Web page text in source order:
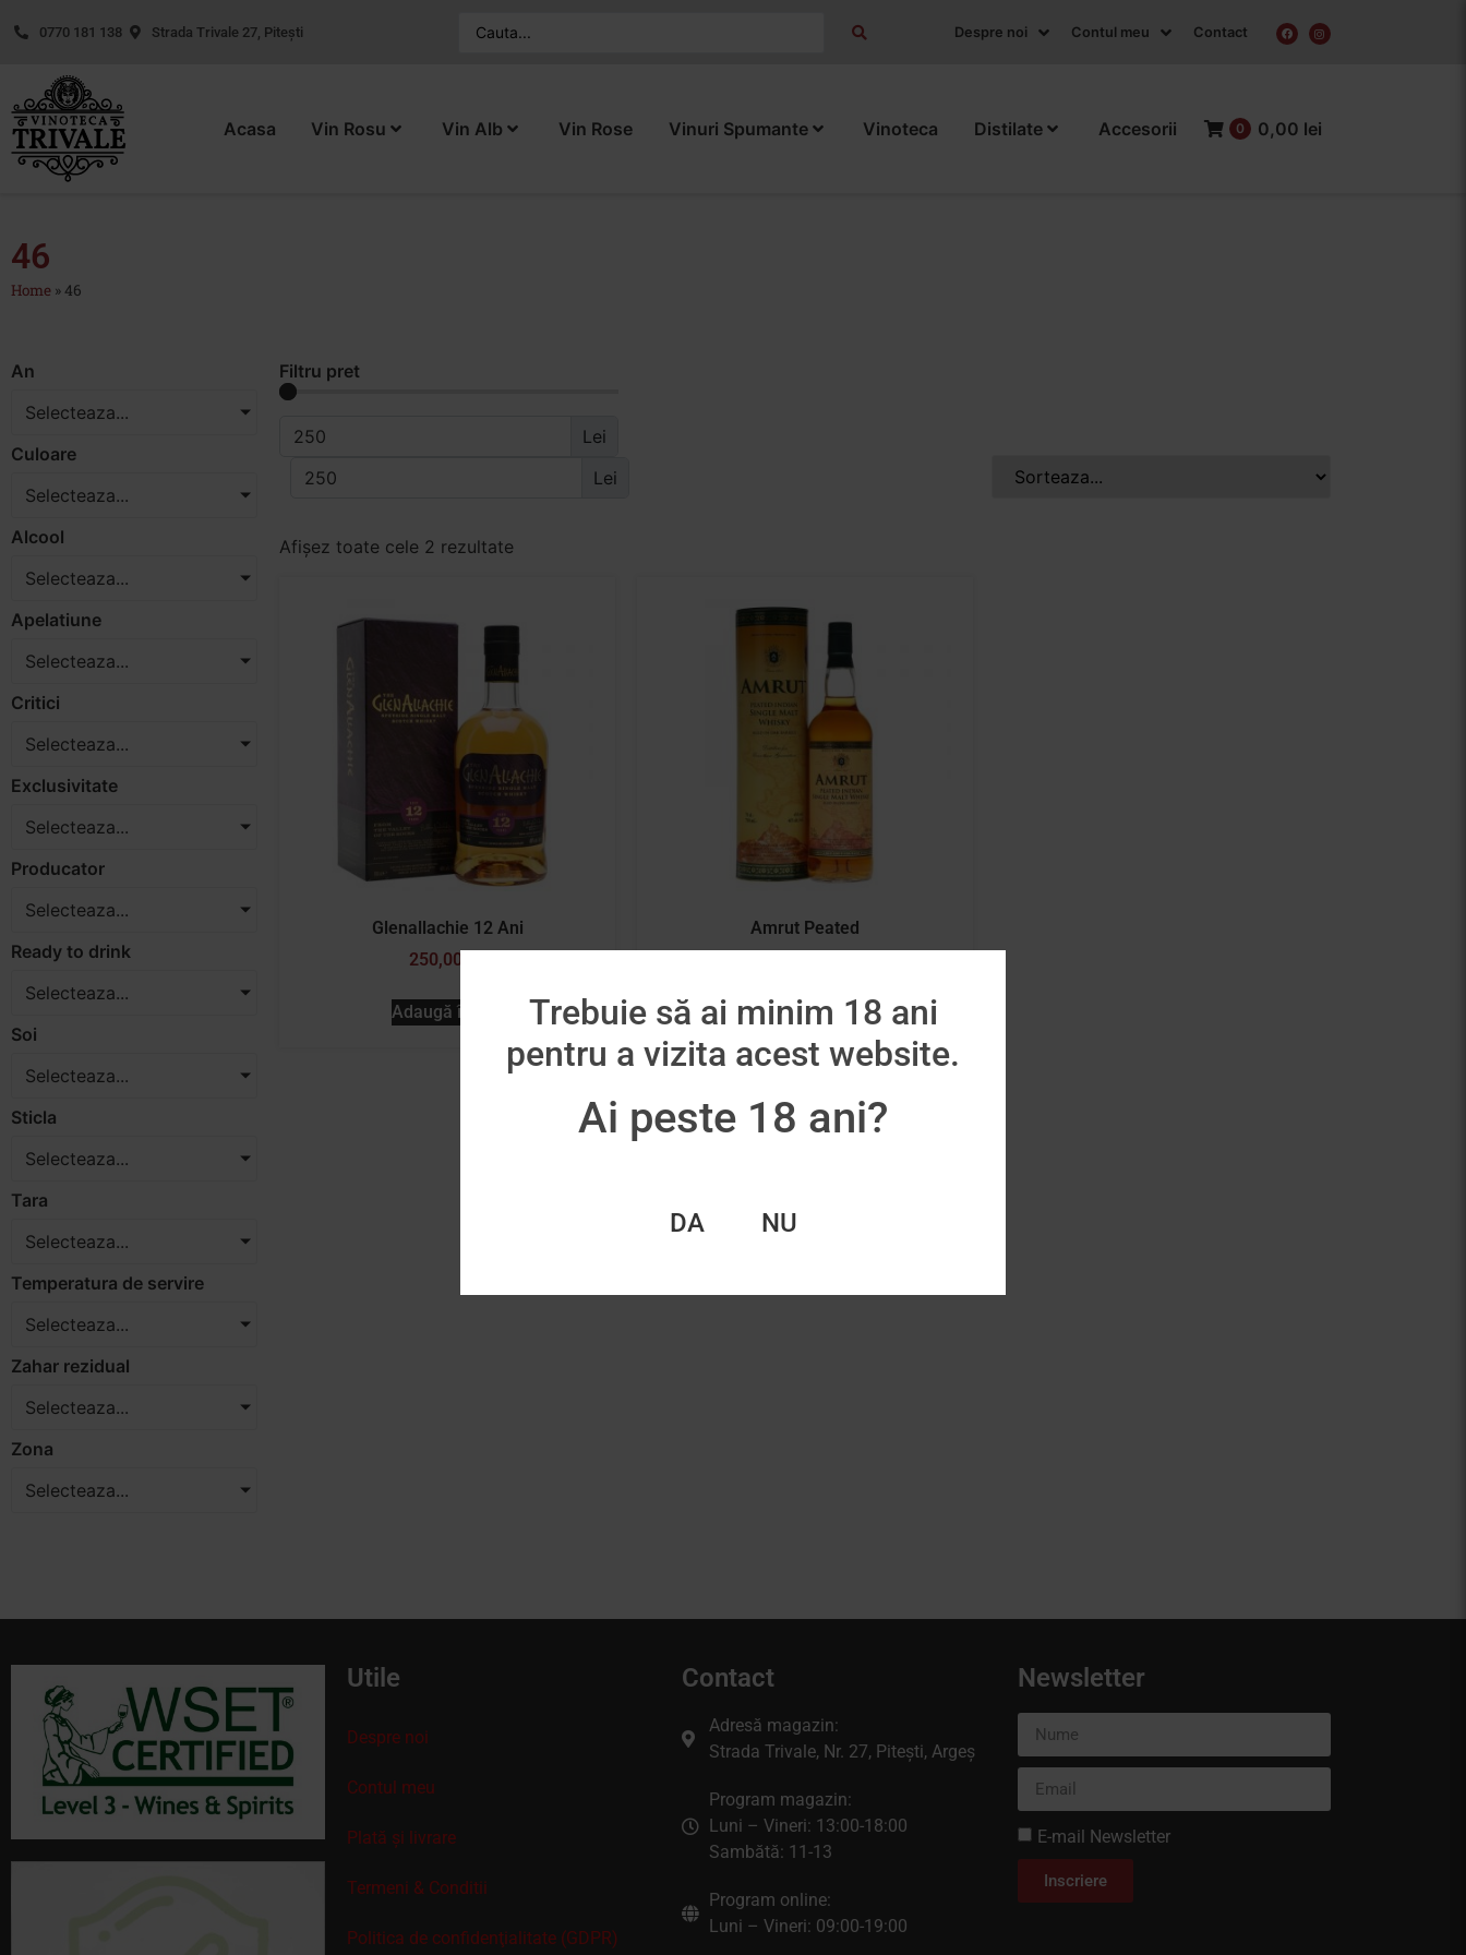
0770 181 138 Strada Trivale 27, Pitești Despre noi Contul meu Contact
Acasa Vin Rosu Vin Alb Vin Rose Vinuri Spumante Vinoteca Distilate Accesorii 0 0,00 lei
46
Home » 46
An
Selecteaza...
Culoare
Selecteaza...
Alcool
Selecteaza...
Apelatiune
Selecteaza...
Critici
Selecteaza...
Exclusivitate
Selecteaza...
Producator
Selecteaza...
Ready to drink
Selecteaza...
Soi
Selecteaza...
Sticla
Selecteaza...
Tara
Selecteaza...
Temperatura de servire
Selecteaza...
Zahar rezidual
Selecteaza...
Zona
Selecteaza...
Filtru pret
Lei
Lei
Afișez toate cele 2 rezultate
Glenallachie 12 Ani
250,00
Adaugă în coș
Amrut Peated
Adaugă în coș
Utile
Despre noi
Contul meu
Plată și livrare
Termeni & Conditii
Politica de confidenţialitate (GDPR)
Contact
Adresă magazin:
Strada Trivale, Nr. 27, Pitești, Argeș
Program magazin:
Luni – Vineri: 13:00-18:00
Sambătă: 11-13
Program online:
Luni – Vineri: 09:00-19:00
Newsletter
E-mail Newsletter
Inscriere
Trebuie să ai minim 18 ani
pentru a vizita acest website.
Ai peste 18 ani?
DA NU